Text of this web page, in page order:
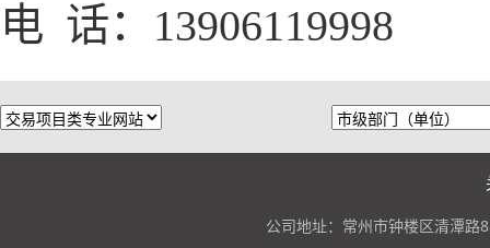
电 话： 13906119998
公司地址：常州市钟楼区清潭路